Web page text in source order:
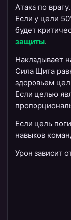
Атака по врагу.
Если у цели
будет
защиты.
Накладывает
Сила Щита
здоровьем
Если целью
Если цель
навыков
Урон зависит